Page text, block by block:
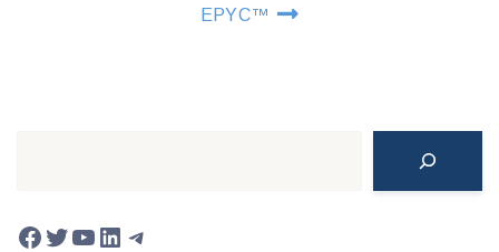
EPYC™
Facebook
Twitter
YouTube
LinkedIn
Telegram